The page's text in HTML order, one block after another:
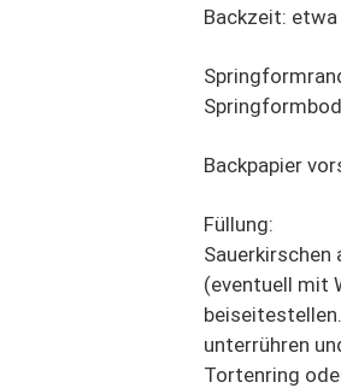
Backzeit:
Backpapier
Füllung:
(eventuell mit
unterrühren
Tortenring